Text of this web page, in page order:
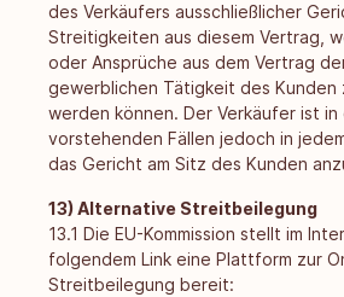
des Verkäufers ausschließlicher
Streitigkeiten aus diesem Vertrag,
oder Ansprüche aus dem Vertrag
gewerblichen Tätigkeit des Kunden
werden können. Der Verkäufer ist in
vorstehenden Fällen jedoch in
das Gericht am Sitz des Kunden
13) Alternative Streitbeilegung
13.1 Die EU-Kommission stellt im
folgendem Link eine Plattform zur
Streitbeilegung bereit: